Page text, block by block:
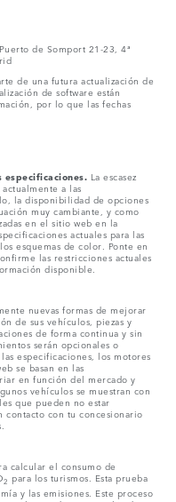
de Somport 21-23, 4ª
de una futura actualización de
de software están
por lo que las fechas
La escasez
a las
la disponibilidad de opciones
muy cambiante, y como
en el sitio web en la
actuales para las
esquemas de color. Ponte en
las restricciones actuales
disponible.
nuevas formas de mejorar
de sus vehículos, piezas y
de forma continua y sin
serán opcionales o
especificaciones, los motores
se basan en las
en función del mercado y
vehículos se muestran con
que pueden no estar
contacto con tu concesionario
calcular el consumo de
2 para los turismos. Esta prueba
y las emisiones. Este proceso